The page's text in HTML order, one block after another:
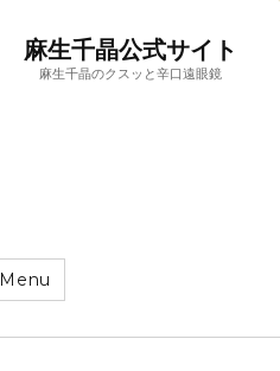
麻生千晶公式サイト
麻生千晶のクスッと辛口遠眼鏡
Menu